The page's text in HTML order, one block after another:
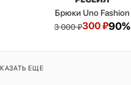
Брюки Uno Fashion
3 000₽300₽90%
ЕЩЕ